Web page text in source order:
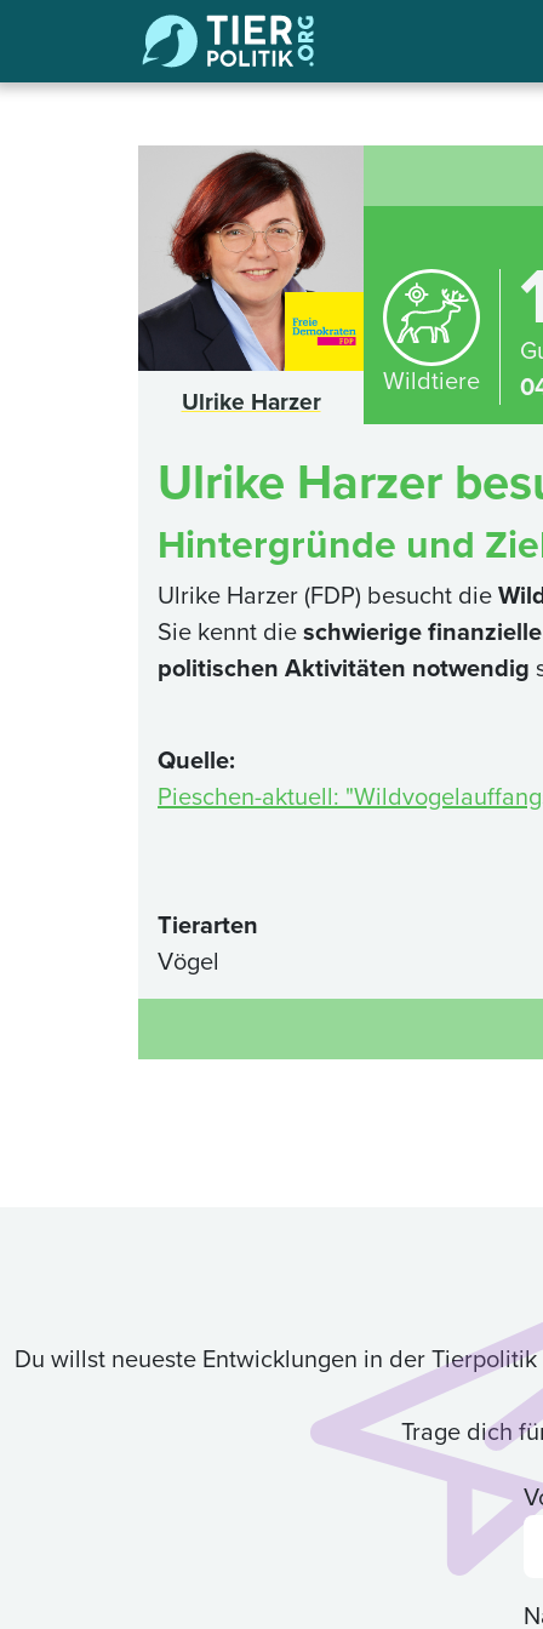
Ulrike Harzer
Wildtiere
Ulrike Harzer
Hintergründe und
Ulrike Harzer (FDP) besucht die
Sie kennt dieschwierige
politischen Aktivitäten notwendig
Quelle:
Pieschen-aktuell:
Tierarten
Vögel
Du willst neueste Entwicklungen in der
Trage dich